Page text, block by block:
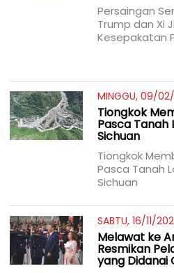
Persaingan
Trump dan Xi
Kesepakatan
MINGGU, 09/
Tiongkok
Pasca Tanah
Sichuan
Tiongkok
Pasca Tanah
Sichuan
SABTU, 16/11/
Melawat ke
Resmikan
yang Didanai